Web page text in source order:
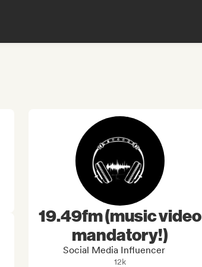
19.49fm (music video
mandatory!)
Social Media Influencer
12k